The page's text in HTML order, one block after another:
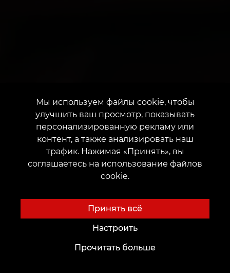
Мы используем файлы cookie, чтобы
улучшить ваш просмотр, показывать
персонализированную рекламу или
контент, а также анализировать наш
трафик. Нажимая «Принять», вы
соглашаетесь на использование файлов
cookie.
Принять всё
Настроить
Прочитать больше